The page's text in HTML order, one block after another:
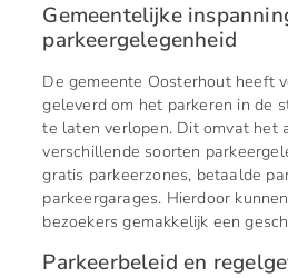
Gemeentelijke
parkeergelegenheid
De gemeente Oosterhout heeft
geleverd om het parkeren in de
te laten verlopen. Dit omvat het
verschillende soorten
gratis parkeerzones, betaalde
parkeergarages. Hierdoor
bezoekers gemakkelijk een
Parkeerbeleid en